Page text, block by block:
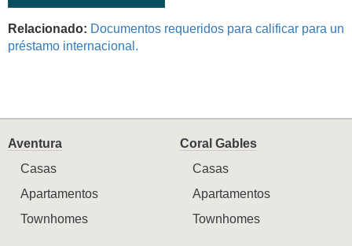
Relacionado: Documentos requeridos para calificar para un
préstamo internacional.
Aventura
Casas
Apartamentos
Townhomes
Coral Gables
Casas
Apartamentos
Townhomes